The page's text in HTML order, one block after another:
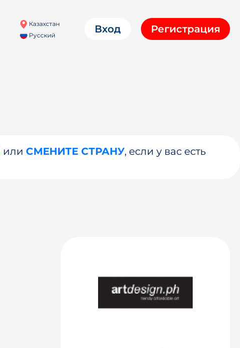
Казахстан
Русский
Вход Регистрация
или СМЕНИТЕ СТРАНУ, если у вас есть